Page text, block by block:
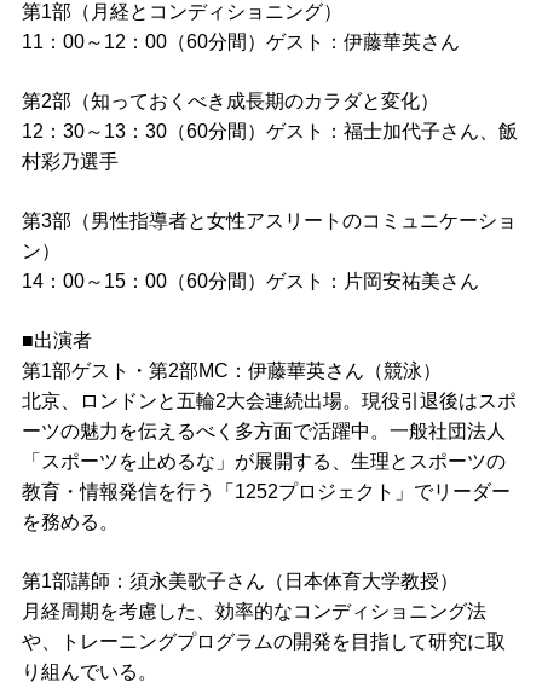
第1部（月経とコンディショニング）
11：00～12：00（60分間）ゲスト：伊藤華英さん
第2部（知っておくべき成長期のカラダと変化）
12：30～13：30（60分間）ゲスト：福士加代子さん、飯
村彩乃選手
第3部（男性指導者と女性アスリートのコミュニケーショ
ン）
14：00～15：00（60分間）ゲスト：片岡安祐美さん
■出演者
第1部ゲスト・第2部MC：伊藤華英さん（競泳）
北京、ロンドンと五輪2大会連続出場。現役引退後はスポ
ーツの魅力を伝えるべく多方面で活躍中。一般社団法人
「スポーツを止めるな」が展開する、生理とスポーツの
教育・情報発信を行う「1252プロジェクト」でリーダー
を務める。
第1部講師：須永美歌子さん（日本体育大学教授）
月経周期を考慮した、効率的なコンディショニング法
や、トレーニングプログラムの開発を目指して研究に取
り組んでいる。